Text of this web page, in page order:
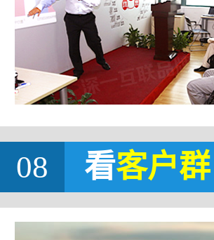
08 看客户群